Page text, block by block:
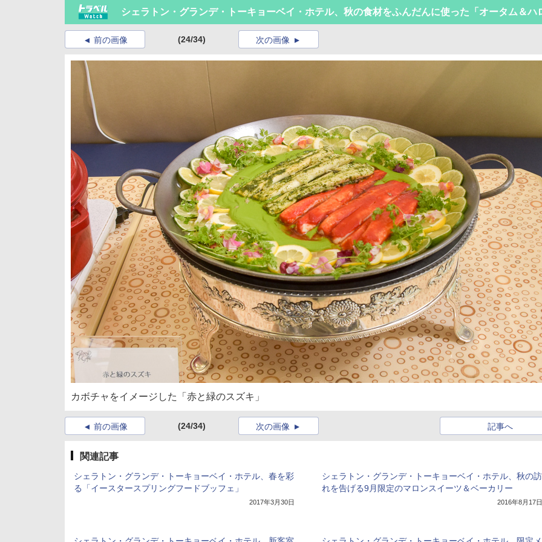
シェラトン・グランデ・トーキョーベイ・ホテル、秋の食材をふんだんに使った「オータム＆ハ
前の画像 (24/34) 次の画像
カボチャをイメージした「赤と緑のスズキ」
前の画像 (24/34) 記事へ
次の画像
関連記事
シェラトン・グランデ・トーキョーベイ・ホテル、春を彩
る「イースタースプリングフードブッフェ」
2017年3月30日
シェラトン・グランデ・トーキョーベイ・ホテル、秋の訪
れを告げる9月限定のマロンスイーツ＆ベーカリー
2016年8月17日